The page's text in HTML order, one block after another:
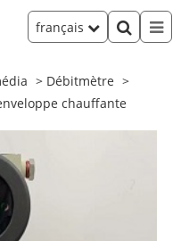
français
Débitmètre
chauffante